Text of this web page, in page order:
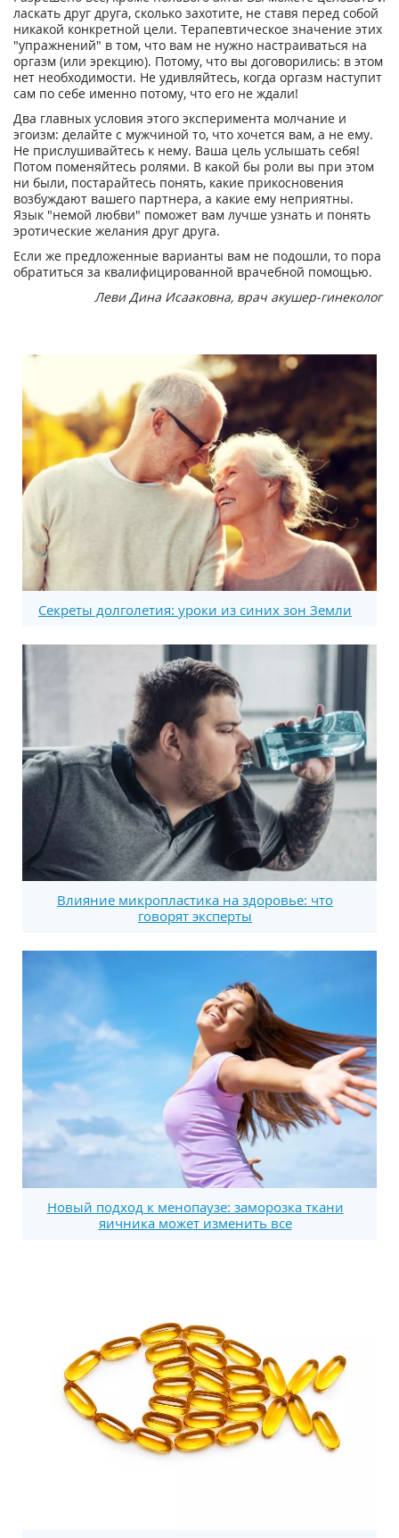
ласкать друг друга, сколько захотите, не ставя перед собой
никакой конкретной цели. Терапевтическое значение этих
"упражнений" в том, что вам не нужно настраиваться на
оргазм (или эрекцию). Потому, что вы договорились: в этом
нет необходимости. Не удивляйтесь, когда оргазм наступит
сам по себе именно потому, что его не ждали!
Два главных условия этого эксперимента молчание и
эгоизм: делайте с мужчиной то, что хочется вам, а не ему.
Не прислушивайтесь к нему. Ваша цель услышать себя!
Потом поменяйтесь ролями. В какой бы роли вы при этом
ни были, постарайтесь понять, какие прикосновения
возбуждают вашего партнера, а какие ему неприятны.
Язык "немой любви" поможет вам лучше узнать и понять
эротические желания друг друга.
Если же предложенные варианты вам не подошли, то пора
обратиться за квалифицированной врачебной помощью.
Леви Дина Исааковна, врач акушер-гинеколог
Секреты долголетия: уроки из синих зон Земли
Влияние микропластика на здоровье: что
говорят эксперты
Новый подход к менопаузе: заморозка ткани
яичника может изменить все